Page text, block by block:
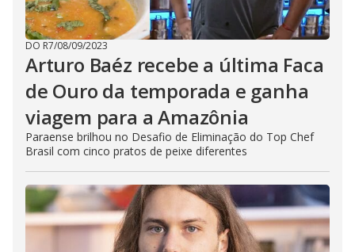
DO R7/08/09/2023
Arturo Baéz recebe a última Faca
de Ouro da temporada e ganha
viagem para a Amazônia
Paraense brilhou no Desafio de Eliminação do Top Chef
Brasil com cinco pratos de peixe diferentes